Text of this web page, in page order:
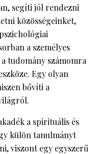
segíti jól rendezni
közösségeinket,
a személyes
tudomány számomra
Egy olyan
bővíti a
a spirituális és
külön tanulmányt
viszont egy egyszerű